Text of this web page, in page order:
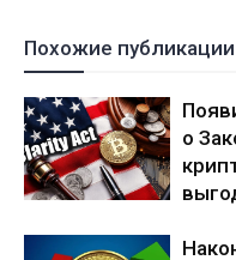
Похожие публикации
о